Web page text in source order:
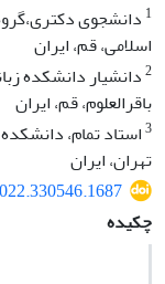
1 دانشجوی
اسلامی، قم، ایران
2دانشیار دانشکده
باقرالعلوم، قم، ایران
3استاد تمام،
تهران، ایران
چکیده